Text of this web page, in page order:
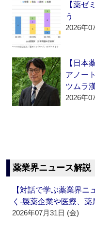
【薬ゼ
う
2026年
【日本
アノー
ツムラ
2026年
薬業界ニュース解説
【対話で学ぶ薬業界
く‐製薬企業や医療、
2026年07月31日 (金)